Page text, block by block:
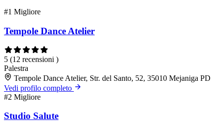
#1 Migliore
Tempole Dance Atelier
5 (12 recensioni )
Palestra
Tempole Dance Atelier, Str. del Santo, 52, 35010 Mejaniga PD
Vedi profilo completo
#2 Migliore
Studio Salute